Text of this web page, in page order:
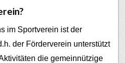
im Sportverein ist der
der Förderverein unterstützt
die gemeinnützige